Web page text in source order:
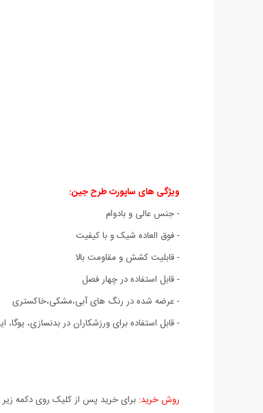
ویژگی های ساپورت طرح جین:
- جنس عالی و بادوام
- فوق العاده شیک و با کیفیت
- قابلیت کشش و مقاومت بالا
- قابل استفاده در چهار فصل
- عرضه شده در رنگ های آبی،مشکی،خاکستری
- قابل استفاده برای ورزشکاران در بدنسازی، یوگا،
روش خرید: برای خرید پس از کلیک روی دکمه زیر